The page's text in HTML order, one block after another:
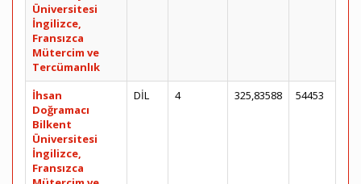
Üniversitesi
İngilizce,
Fransızca
Mütercim ve
Tercümanlık
İhsan
Doğramacı
Bilkent
Üniversitesi
İngilizce,
Fransızca
DİL 4 325,83588 54453